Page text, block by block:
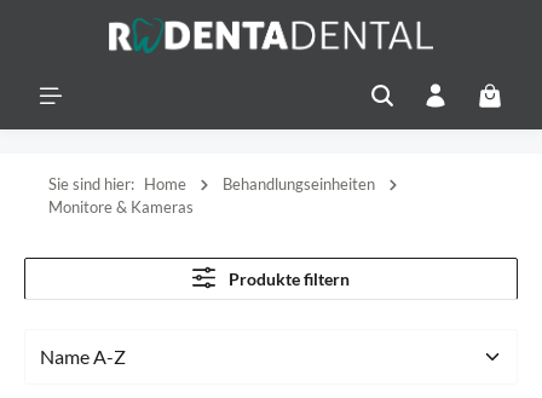
Sie sind hier: Home
Behandlungseinheiten
Monitore & Kameras
Produkte filtern